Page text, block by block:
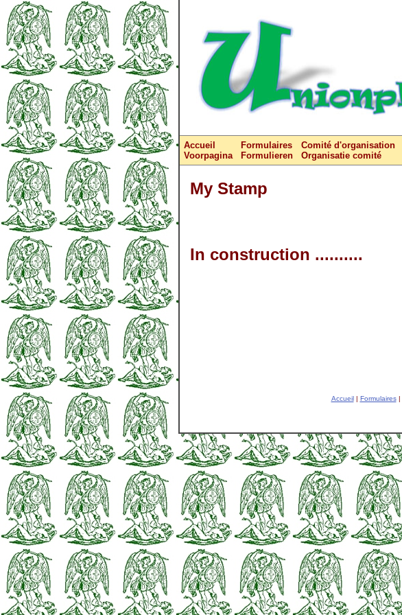
Accueil
Voorpagina
Formulaires
Formulieren
Comité d'organisation
Organisatie comité
My Stamp
In construction ..........
Accueil| Formulaires|